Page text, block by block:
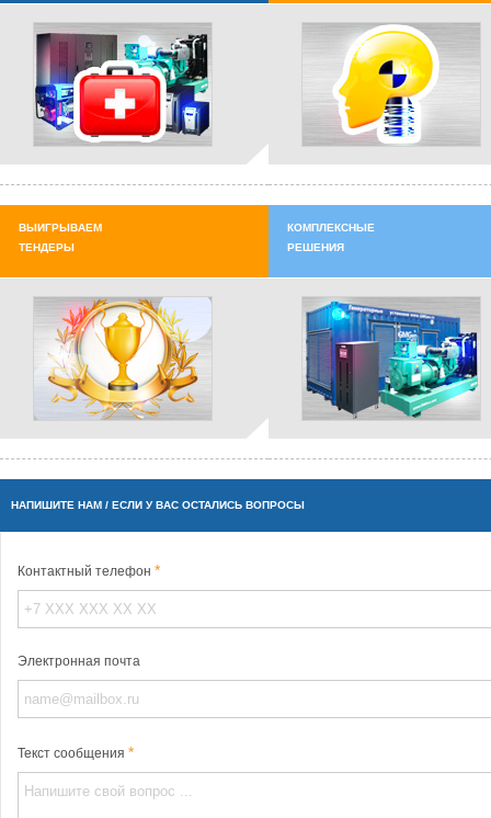
ВЫИГРЫВАЕМ
ТЕНДЕРЫ
КОМПЛЕКСНЫЕ
РЕШЕНИЯ
НАПИШИТЕ НАМ / ЕСЛИ У ВАС ОСТАЛИСЬ ВОПРОСЫ
Контактный телефон
Электронная почта
Текст сообщения